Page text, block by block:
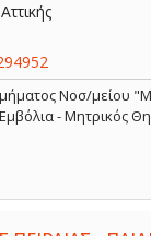
Νοσ/μείου
Εμβόλια - Μητρικός